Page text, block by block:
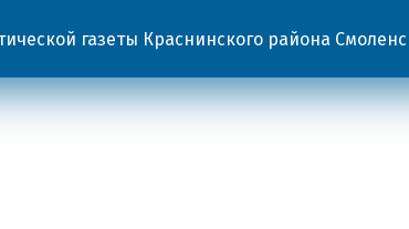
газеты Краснинского района